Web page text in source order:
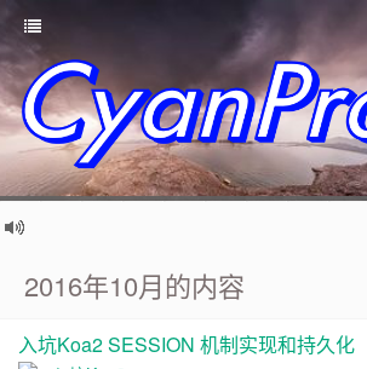
2016年10月的内容
入坑Koa2 SESSION 机制实现和持久化